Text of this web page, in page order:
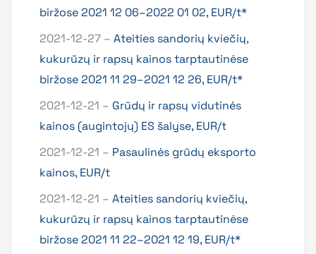
biržose 2021 12 06–2022 01 02, EUR/t*
2021-12-27 – Ateities sandorių kviečių,
kukurūzų ir rapsų kainos tarptautinėse
biržose 2021 11 29–2021 12 26, EUR/t*
2021-12-21 – Grūdų ir rapsų vidutinės
kainos (augintojų) ES šalyse, EUR/t
2021-12-21 – Pasaulinės grūdų eksporto
kainos, EUR/t
2021-12-21 – Ateities sandorių kviečių,
kukurūzų ir rapsų kainos tarptautinėse
biržose 2021 11 22–2021 12 19, EUR/t*